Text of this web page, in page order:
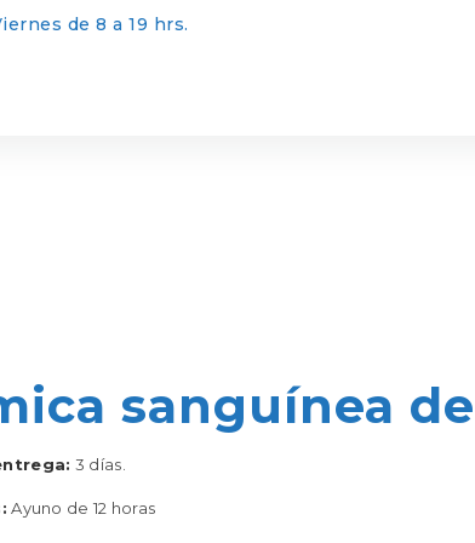
de 8 a 19 hrs.
sanguínea
3 días.
Ayuno de 12 horas